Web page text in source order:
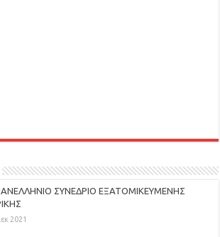
ΣΥΝΕΔΡΙΟ ΕΞΑΤΟΜΙΚΕΥΜΕΝΗΣ
2021